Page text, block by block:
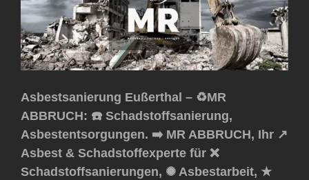
Asbestsanierung Eußerthal – ♻️MR
ABBRUCH: ☎️ Schadstoffsanierung,
Asbestentsorgungen. ➡️ MR ABBRUCH, Ihr ↗️
Asbest & Schadstoffexperte für ❌
Schadstoffsanierungen, ✺ Asbestarbeit, ★